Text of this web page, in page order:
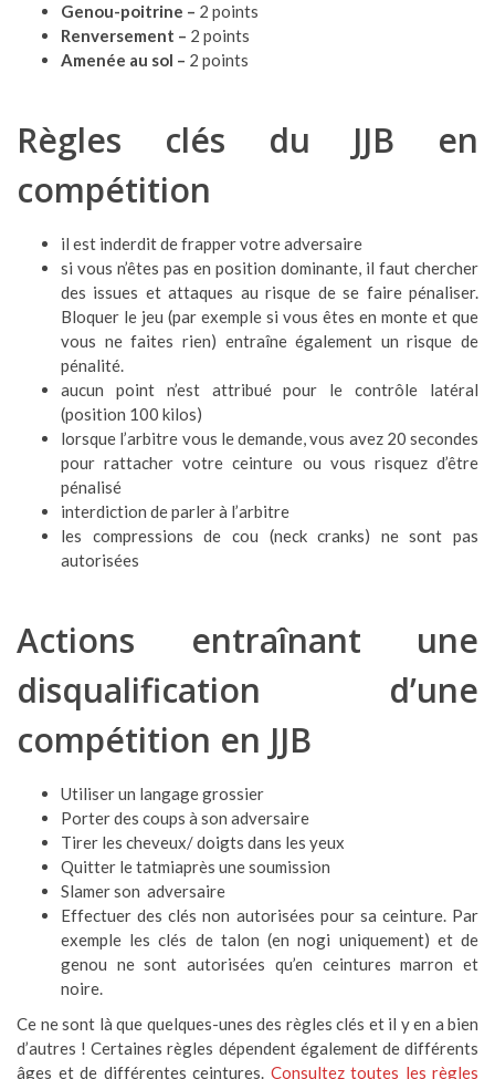
Genou-poitrine – 2 points
Renversement – 2 points
Amenée au sol – 2 points
Règles clés du JJB en
compétition
il est inderdit de frapper votre adversaire
si vous n’êtes pas en position dominante, il faut chercher
des issues et attaques au risque de se faire pénaliser.
Bloquer le jeu (par exemple si vous êtes en monte et que
vous ne faites rien) entraîne également un risque de
pénalité.
aucun point n’est attribué pour le contrôle latéral
(position 100 kilos)
lorsque l’arbitre vous le demande, vous avez 20 secondes
pour rattacher votre ceinture ou vous risquez d’être
pénalisé
interdiction de parler à l’arbitre
les compressions de cou (neck cranks) ne sont pas
autorisées
Actions entraînant une
disqualification d’une
compétition en JJB
Utiliser un langage grossier
Porter des coups à son adversaire
Tirer les cheveux/ doigts dans les yeux
Quitter le tatmiaprès une soumission
Slamer son adversaire
Effectuer des clés non autorisées pour sa ceinture. Par
exemple les clés de talon (en nogi uniquement) et de
genou ne sont autorisées qu’en ceintures marron et
noire.
Ce ne sont là que quelques-unes des règles clés et il y en a bien
d’autres ! Certaines règles dépendent également de différents
âges et de différentes ceintures. Consultez toutes les règles